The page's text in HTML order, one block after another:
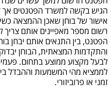
הגיש בקשה למשרד הפטנטים אך זו
אישור של בוחן שאכן ההמצאה
רשום מספר מאפיינים אותם
הפטנט, בין התנאים אותם יבחן
והתקדמות המצאתית, הבוחן
לבעל מקצוע ממוצע בתחום.
לממציא מהי המשמעות וההבדל
זמני או פרוביזורי.